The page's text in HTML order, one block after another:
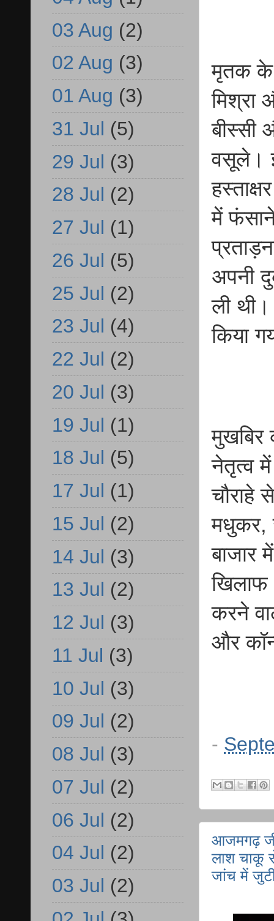
मृतक के
मिश्रा
बीस्सी
वसूले।
में
अपनी
ली थी।
किया
मुखबिर
नेतृत्व
चौराहे
मधुकर,
बाजार
खिलाफ
करने
और
-
आजमगढ़
लाश चाकू
जांच में
03 Aug (2)
02 Aug (3)
01 Aug (3)
31 Jul (5)
29 Jul (3)
28 Jul (2)
27 Jul (1)
26 Jul (5)
25 Jul (2)
23 Jul (4)
22 Jul (2)
20 Jul (3)
19 Jul (1)
18 Jul (5)
17 Jul (1)
15 Jul (2)
14 Jul (3)
13 Jul (2)
12 Jul (3)
11 Jul (3)
10 Jul (3)
09 Jul (2)
08 Jul (3)
07 Jul (2)
06 Jul (2)
04 Jul (2)
03 Jul (2)